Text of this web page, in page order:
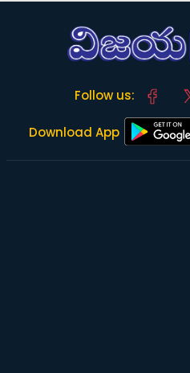
Follow us:
Download App